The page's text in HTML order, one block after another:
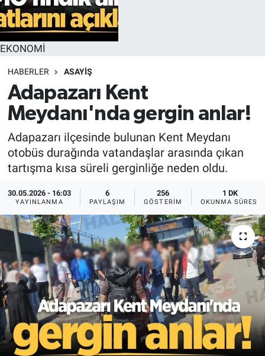
EKONOMİ
HABERLER ASAYİŞ
Adapazarı Kent
Meydanı'nda gergin anlar!
Adapazarı ilçesinde bulunan Kent Meydanı
otobüs durağında vatandaşlar arasında çıkan
tartışma kısa süreli gerginliğe neden oldu.
30.05.2026 - 16:03
YAYINLANMA
6
PAYLAŞIM
256
GÖSTERIM
1 DK
OKUNMA SÜRESI